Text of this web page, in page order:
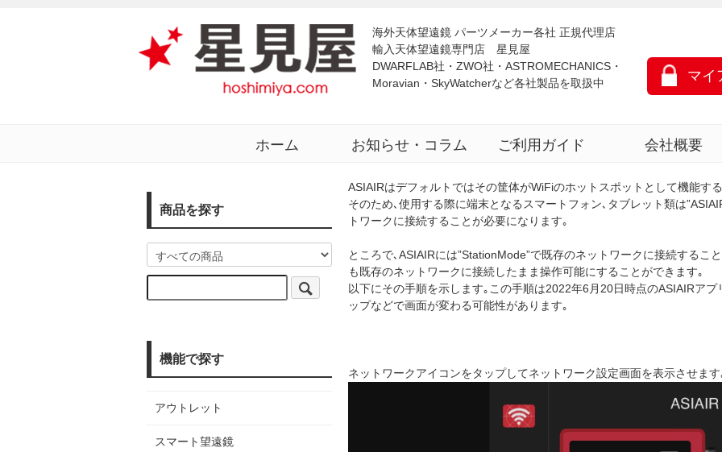
海外天体望遠鏡 パーツメーカー各社 正規代理店
輸入天体望遠鏡専門店 星見屋
DWARFLAB社・ZWO社・ASTROMECHANICS・
Moravian・SkyWatcherなど各社製品を取扱中
マイ
ホーム お知らせ・コラム ご利用ガイド 会社概要
商品を探す
機能で探す
アウトレット
スマート望遠鏡
ASIAIRはデフォルトではその筐体がWiFiのホットスポットとして機能す
そのため､使用する際に端末となるスマートフォン､タブレット類は
トワークに接続することが必要になります｡
ところで､ASIAIRには”StationMode”で既存のネットワークに接続するこ
も既存のネットワークに接続したまま操作可能にすることができます｡
以下にその手順を示します｡この手順は2022年6月20日時点のASIAIRア
ップなどで画面が変わる可能性があります｡
ネットワークアイコンをタップしてネットワーク設定画面を表示させます